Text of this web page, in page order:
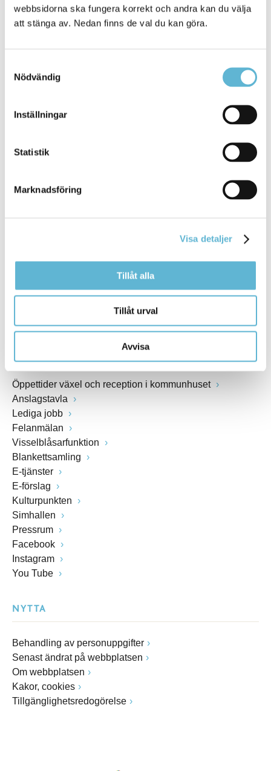
webbsidorna ska fungera korrekt och andra kan du välja
att stänga av. Nedan finns de val du kan göra.
Nödvändig
Inställningar
Statistik
Marknadsföring
Visa detaljer
Tillåt alla
Tillåt urval
Avvisa
KONTAKT
Besöksadress
Postadress
Box 18, 295 21 Bromölla
Fax: 0456-82 22 00
Öppettider växel och reception i kommunhuset
Anslagstavla
Lediga jobb
Felanmälan
Visselblåsarfunktion
Blankettsamling
E-tjänster
E-förslag
Kulturpunkten
Simhallen
Pressrum
Facebook
Instagram
You Tube
NYTTA
Behandling av personuppgifter
Senast ändrat på webbplatsen
Om webbplatsen
Kakor, cookies
Tillgänglighetsredogörelse